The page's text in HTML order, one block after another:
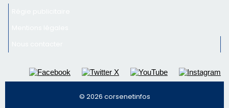
© 2026 corsenetinfos